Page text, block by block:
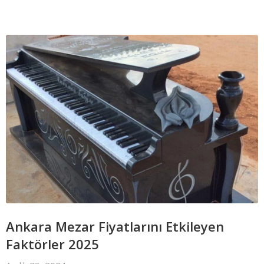
Ankara Mezar Fiyatlarını Etkileyen
Faktörler 2025